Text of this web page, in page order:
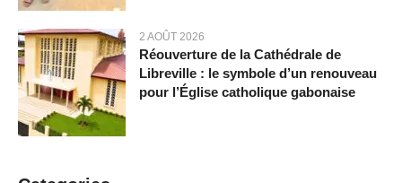
2 AOÛT 2026
Réouverture de la Cathédrale de
Libreville : le symbole d’un renouveau
pour l’Église catholique gabonaise